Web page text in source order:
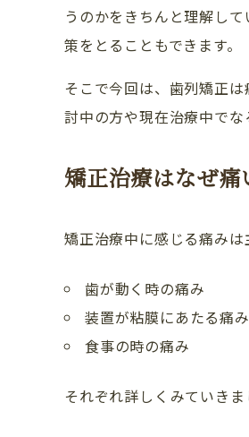
うのかをきちんと理解し
策をとることもできます。
そこで今回は、歯列矯正
討中の方や現在治療中でな
矯正治療はなぜ痛
矯正治療中に感じる痛みは
歯が動く時の痛み
装置が粘膜にあたる痛み
食事の時の痛み
それぞれ詳しくみていきま